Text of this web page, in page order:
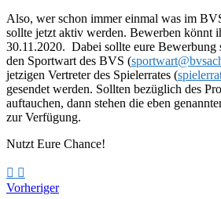
Also, wer schon immer einmal was im
sollte jetzt aktiv werden. Bewerben könnt
30.11.2020. Dabei sollte eure Bewerbung
den Sportwart des BVS (
jetzigen Vertreter des Spielerrates (
gesendet werden. Sollten bezüglich des
auftauchen, dann stehen die eben
zur Verfügung.
Nutzt Eure Chance!
Vorheriger